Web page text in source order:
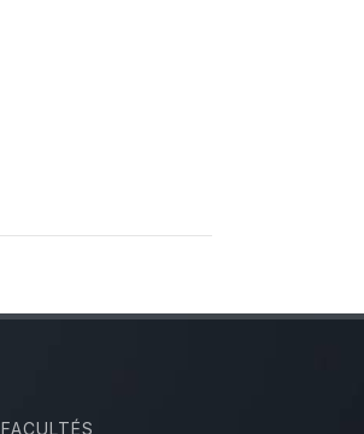
FACULTÉS